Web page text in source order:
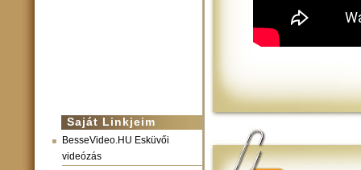
Saját Linkjeim
BesseVideo.HU Esküvői
videózás